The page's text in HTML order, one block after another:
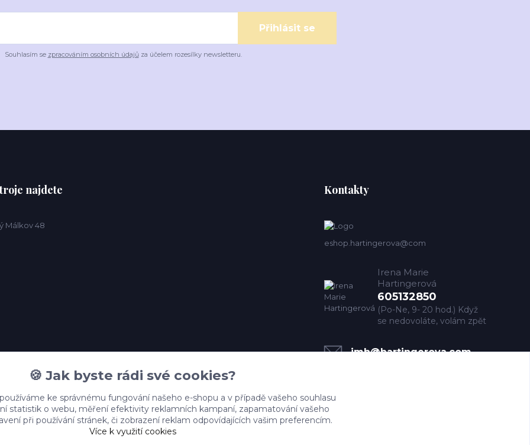
Přihlásit se
Souhlasím se zpracováním osobních údajůza účelem rozesílky newsletteru.
najdete
Málkov 48
Kontakty
eshop.hartingerova@com
Irena Marie
Hartingerová
605132850
(Po-Ne, 9- 20 hod.) Když
se nedovoláte, volám zpět
imh@hartingerova.com
🍪 Jak byste rádi své cookies?
ke správnému fungování našeho e-shopu a v případě vašeho souhlasu
statistik o webu, měření efektivity reklamních kampaní, zapamatování vašeho
při používání stránek, či zobrazení reklam odpovídajících vašim preferencím.
Více k využití cookies